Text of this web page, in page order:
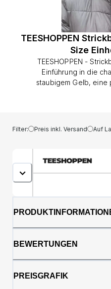
TEESHOPPEN
Size
TEESHOPPEN -
Einführung in die
staubigem Gelb, eine
für alle Jahreszeiten
hochwertigem
ist nicht nur trendig,
sodass Sie ihn mit
Farben kombinieren
Freunden zu einem
gehen, die Pisten
möchten, diese
hartnäckiger Fit
Stil zu
zu pflegen und
Erhöhen Sie Ihr
Filter: Preis inkl. Versand Auf
BEWERTUNGEN
PREISGRAFIK